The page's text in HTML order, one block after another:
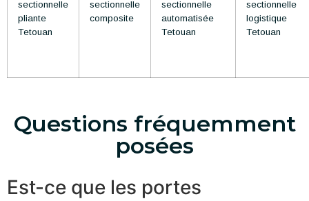
sectionnelle
pliante
Tetouan
sectionnelle
composite
sectionnelle
automatisée
Tetouan
sectionnelle
logistique
Tetouan
Questions fréquemment
posées
Est-ce que les portes